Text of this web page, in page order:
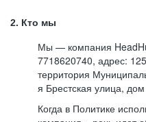
2. Кто мы
Мы — компания
7718620740, адрес:
территория
я Брестская улица,
Когда в Политике